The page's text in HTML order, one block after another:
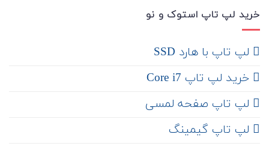
خرید لپ تاپ استوک و نو
لپ تاپ با هارد SSD
خرید لپ تاپ Core i7
لپ تاپ صفحه لمسی
لپ تاپ گیمینگ